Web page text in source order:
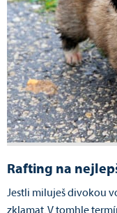
Rafting na
Jestli miluješ divokou